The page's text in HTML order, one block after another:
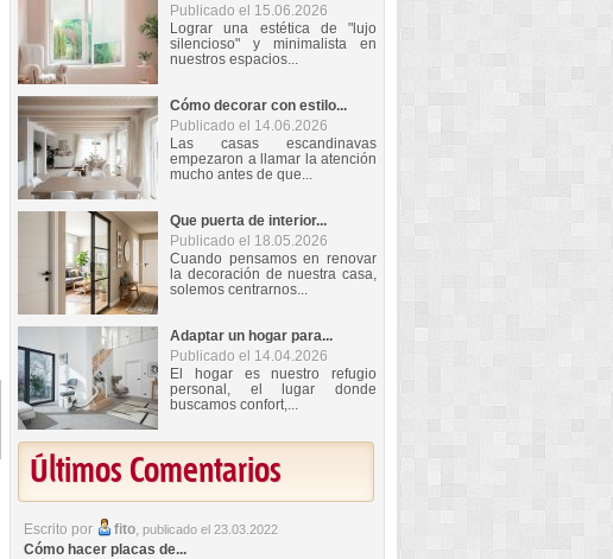
Publicado el 15.06.2026
Lograr una estética de "lujo
silencioso" y minimalista en
nuestros espacios...
Cómo decorar con estilo...
Publicado el 14.06.2026
Las casas escandinavas
empezaron a llamar la atención
mucho antes de que...
Que puerta de interior...
Publicado el 18.05.2026
Cuando pensamos en renovar
la decoración de nuestra casa,
solemos centrarnos...
Adaptar un hogar para...
Publicado el 14.04.2026
El hogar es nuestro refugio
personal, el lugar donde
buscamos confort,...
Últimos Comentarios
Escrito por fito, publicado el 23.03.2022
Cómo hacer placas de...